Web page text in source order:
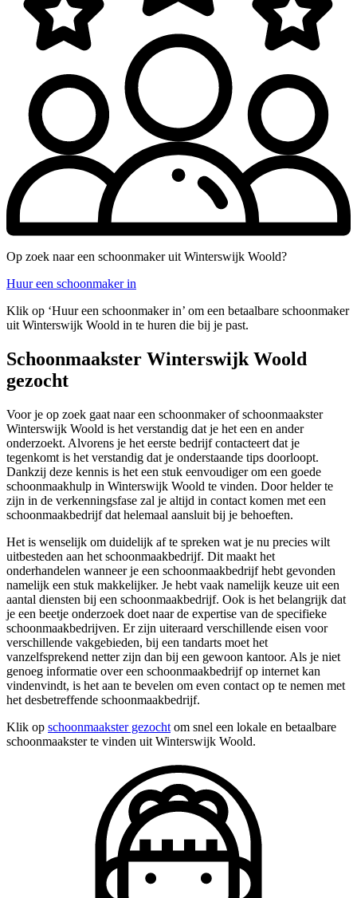
Op zoek naar een schoonmaker uit Winterswijk Woold?
Huur een schoonmaker in
Klik op ‘Huur een schoonmaker in’ om een betaalbare schoonmaker
uit Winterswijk Woold in te huren die bij je past.
Schoonmaakster Winterswijk Woold
gezocht
Voor je op zoek gaat naar een schoonmaker of schoonmaakster
Winterswijk Woold is het verstandig dat je het een en ander
onderzoekt. Alvorens je het eerste bedrijf contacteert dat je
tegenkomt is het verstandig dat je onderstaande tips doorloopt.
Dankzij deze kennis is het een stuk eenvoudiger om een goede
schoonmaakhulp in Winterswijk Woold te vinden. Door helder te
zijn in de verkenningsfase zal je altijd in contact komen met een
schoonmaakbedrijf dat helemaal aansluit bij je behoeften.
Het is wenselijk om duidelijk af te spreken wat je nu precies wilt
uitbesteden aan het schoonmaakbedrijf. Dit maakt het
onderhandelen wanneer je een schoonmaakbedrijf hebt gevonden
namelijk een stuk makkelijker. Je hebt vaak namelijk keuze uit een
aantal diensten bij een schoonmaakbedrijf. Ook is het belangrijk dat
je een beetje onderzoek doet naar de expertise van de specifieke
schoonmaakbedrijven. Er zijn uiteraard verschillende eisen voor
verschillende vakgebieden, bij een tandarts moet het
vanzelfsprekend netter zijn dan bij een gewoon kantoor. Als je niet
genoeg informatie over een schoonmaakbedrijf op internet kan
vindenvindt, is het aan te bevelen om even contact op te nemen met
het desbetreffende schoonmaakbedrijf.
Klik op schoonmaakster gezocht om snel een lokale en betaalbare
schoonmaakster te vinden uit Winterswijk Woold.